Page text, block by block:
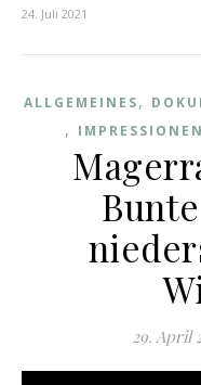
24. Juli 2021
ALLGEMEINES,
, IMPRESSIONEN
29. April